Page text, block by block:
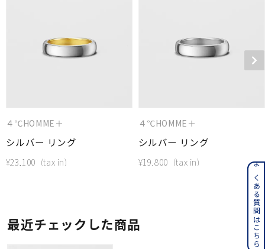
４℃HOMME＋
シルバー リング
¥23,100
４℃HOMME＋
シルバー リング
¥19,800
最近チェックした商品 よくある質問はこちら